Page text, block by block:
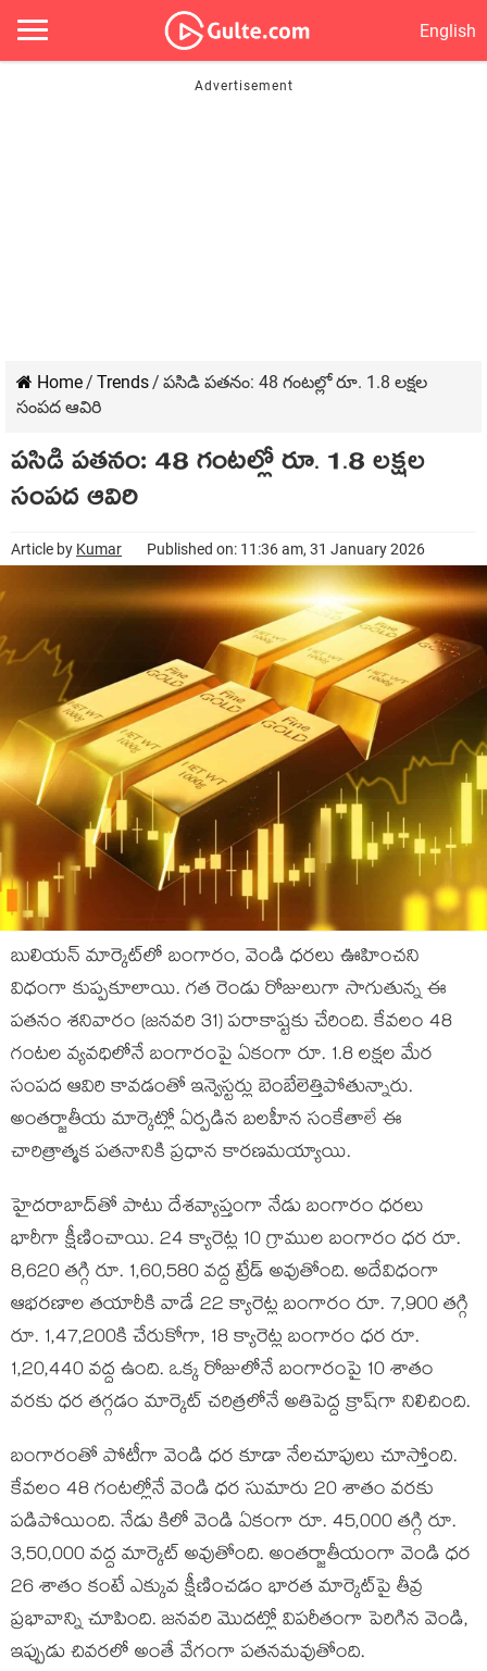
English
Home/ Trends/ పసిడి పతనం: 48 గంటల్లో రూ. 1.8 లక్షల
సంపద ఆవిరి
పసిడి పతనం: 48 గంటల్లో రూ. 1.8 లక్షల
సంపద ఆవిరి
Article by Kumar Published on: 11:36 am, 31 January 2026
బులియన్ మార్కెట్‌లో బంగారం, వెండి ధరలు ఊహించని
విధంగా కుప్పకూలాయి. గత రెండు రోజులుగా సాగుతున్న ఈ
పతనం శనివారం (జనవరి 31) పరాకాష్టకు చేరింది. కేవలం 48
గంటల వ్యవధిలోనే బంగారంపై ఏకంగా రూ. 1.8 లక్షల మేర
సంపద ఆవిరి కావడంతో ఇన్వెస్టర్లు బెంబేలెత్తిపోతున్నారు.
అంతర్జాతీయ మార్కెట్లో ఏర్పడిన బలహీన సంకేతాలే ఈ
చారిత్రాత్మక పతనానికి ప్రధాన కారణమయ్యాయి.
హైదరాబాద్‌తో పాటు దేశవ్యాప్తంగా నేడు బంగారం ధరలు
భారీగా క్షీణించాయి. 24 క్యారెట్ల 10 గ్రాముల బంగారం ధర రూ.
8,620 తగ్గి రూ. 1,60,580 వద్ద ట్రేడ్ అవుతోంది. అదేవిధంగా
ఆభరణాల తయారీకి వాడే 22 క్యారెట్ల బంగారం రూ. 7,900 తగ్గి
రూ. 1,47,200కి చేరుకోగా, 18 క్యారెట్ల బంగారం ధర రూ.
1,20,440 వద్ద ఉంది. ఒక్క రోజులోనే బంగారంపై 10 శాతం
వరకు ధర తగ్గడం మార్కెట్ చరిత్రలోనే అతిపెద్ద క్రాష్‌గా నిలిచింది.
బంగారంతో పోటీగా వెండి ధర కూడా నేలచూపులు చూస్తోంది.
కేవలం 48 గంటల్లోనే వెండి ధర సుమారు 20 శాతం వరకు
పడిపోయింది. నేడు కిలో వెండి ఏకంగా రూ. 45,000 తగ్గి రూ.
3,50,000 వద్ద మార్కెట్ అవుతోంది. అంతర్జాతీయంగా వెండి ధర
26 శాతం కంటే ఎక్కువ క్షీణించడం భారత మార్కెట్‌పై తీవ్ర
ప్రభావాన్ని చూపింది. జనవరి మొదట్లో విపరీతంగా పెరిగిన వెండి,
ఇప్పుడు చివరలో అంతే వేగంగా పతనమవుతోంది.